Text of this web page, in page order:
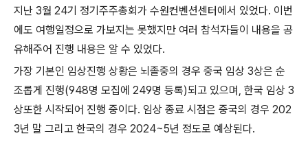
지난 3월 24기 정기주주총회가 수원컨벤션센터에서 있었다. 이번
에도 여행일정으로 가보지는 못했지만 여러 참석자들이 내용을 공
유해주어 진행 내용은 알 수 있었다.
가장 기본인 임상진행 상황은 뇌졸중의 경우 중국 임상 3상은 순
조롭게 진행(948명 모집에 249명 등록)되고 있으며, 한국 임상 3
상또한 시작되어 진행 중이다. 임상 종료 시점은 중국의 경우 202
3년 말 그리고 한국의 경우 2024~5년 정도로 예상된다.